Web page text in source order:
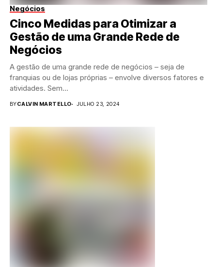
Negócios
Cinco Medidas para Otimizar a
Gestão de uma Grande Rede de
Negócios
A gestão de uma grande rede de negócios – seja de
franquias ou de lojas próprias – envolve diversos fatores e
atividades. Sem...
BYCALVIN MARTELLO JULHO 23, 2024